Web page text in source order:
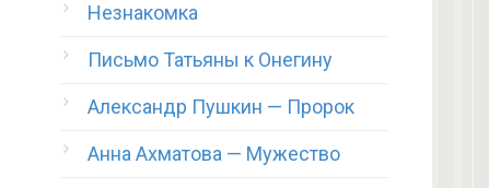
Незнакомка
Письмо Татьяны к Онегину
Александр Пушкин — Пророк
Анна Ахматова — Мужество